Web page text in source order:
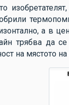
а в
трябва да
на мястото